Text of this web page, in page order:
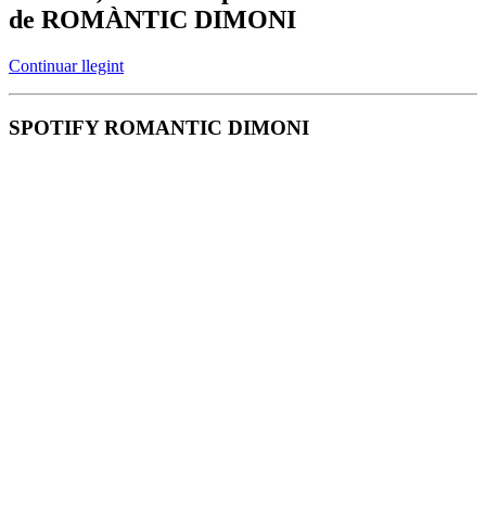
de ROMÀNTIC DIMONI
Continuar llegint
SPOTIFY ROMANTIC DIMONI